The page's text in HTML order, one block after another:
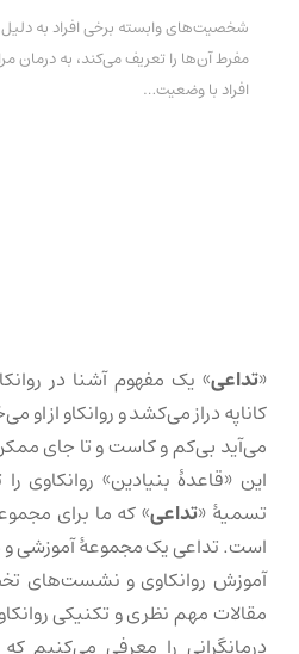
شخصیت‌های وابسته برخی افراد به
مفرط آن‌ها را تعریف می‌کند، به درمان
افراد با وضعیت…
«تداعی» یک مفهوم آشنا در
کاناپه دراز می‌کشد و روانکاو از
می‌آید بی‌کم و کاست و تا جای
این «قاعدهٔ بنیادین» روانکاوی
تسمیهٔ «تداعی» که ما برای
است. تداعی یک مجموعهٔ آموزشی
آموزش روانکاوی و نشست‌های
مقالات مهم نظری و تکنیکی
درمانگرانی را معرفی می‌کنیم که